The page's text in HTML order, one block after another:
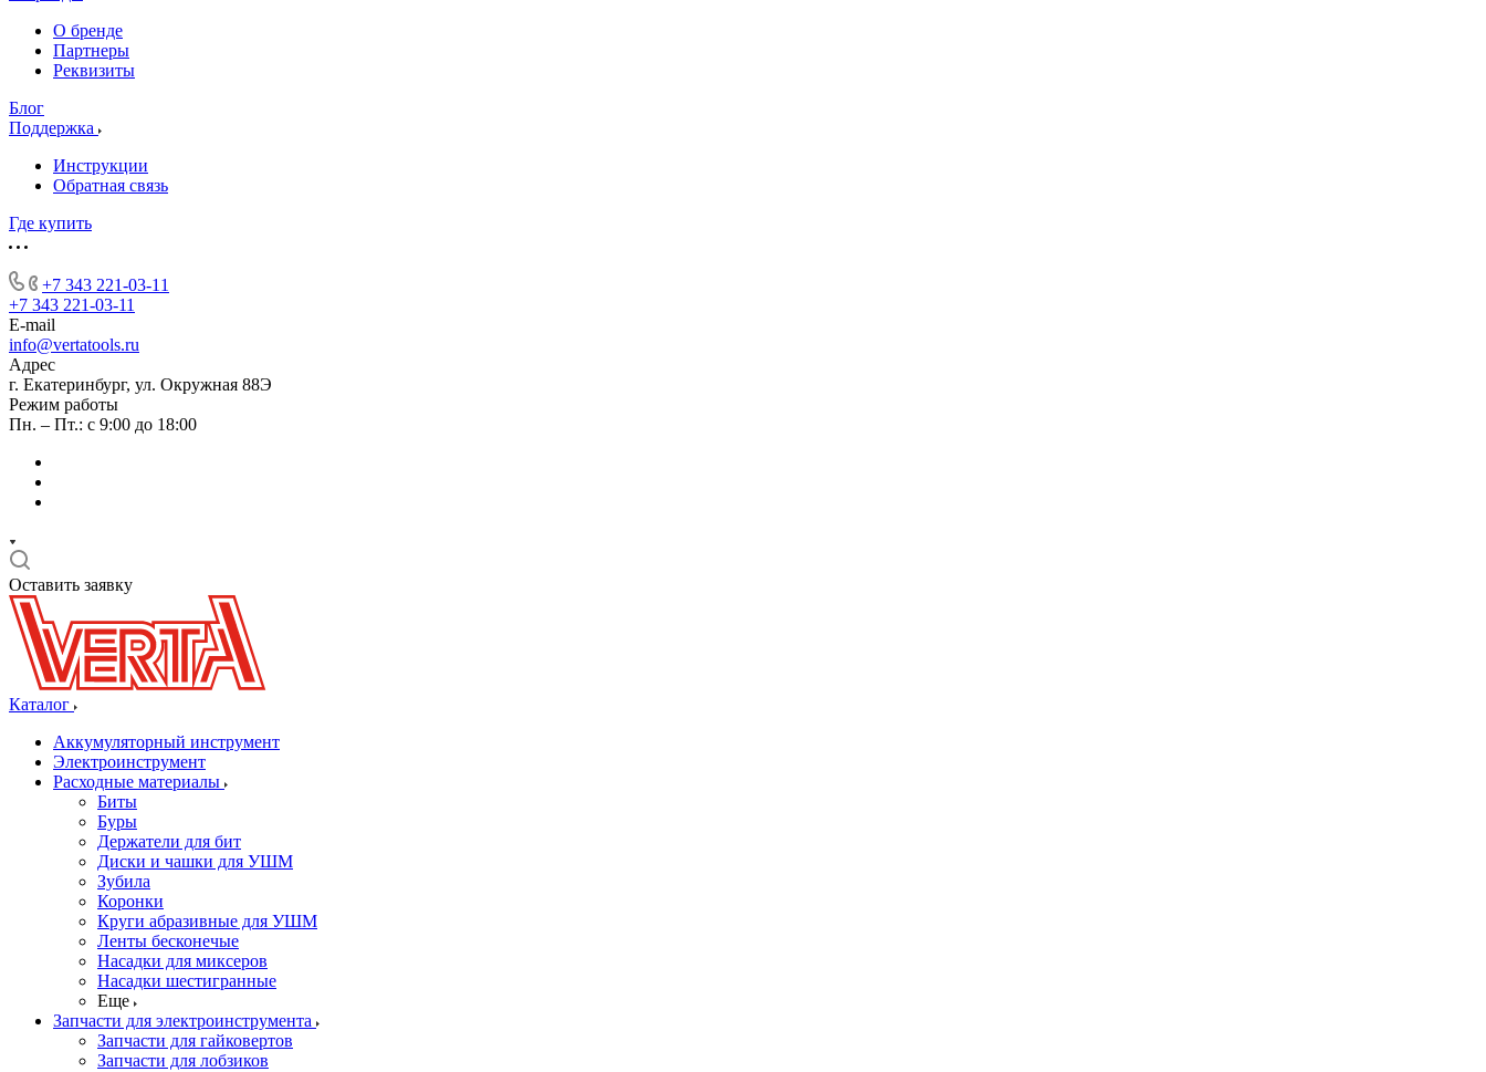
О бренде
Партнеры
Реквизиты
Блог
Поддержка
Инструкции
Обратная связь
Где купить
+7 343 221-03-11
+7 343 221-03-11
E-mail
info@vertatools.ru
Адрес
г. Екатеринбург, ул. Окружная 88Э
Режим работы
Пн. – Пт.: с 9:00 до 18:00
Оставить заявку
Каталог
Аккумуляторный инструмент
Электроинструмент
Расходные материалы
Биты
Буры
Держатели для бит
Диски и чашки для УШМ
Зубила
Коронки
Круги абразивные для УШМ
Ленты бесконечые
Насадки для миксеров
Насадки шестигранные
Еще
Запчасти для электроинструмента
Запчасти для гайковертов
Запчасти для лобзиков